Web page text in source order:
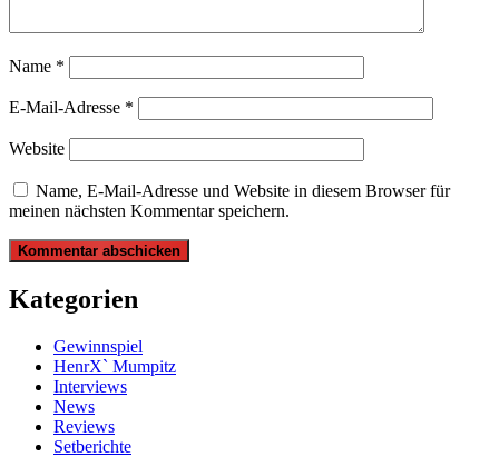
Name *
E-Mail-Adresse *
Website
Name, E-Mail-Adresse und Website in diesem Browser für
meinen nächsten Kommentar speichern.
Kategorien
Gewinnspiel
HenrX` Mumpitz
Interviews
News
Reviews
Setberichte